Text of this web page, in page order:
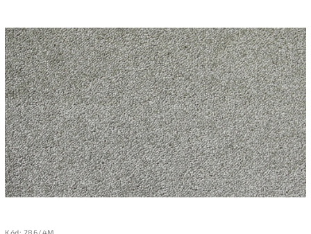
Kód: 286/4M